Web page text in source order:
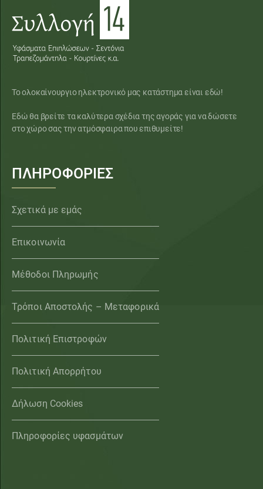
Το ολοκαίνουργιο ηλεκτρονικό μας κατάστημα είναι εδώ!
Εδώ θα βρείτε τα καλύτερα σχέδια της αγοράς για να δώσετε
στο χώρο σας την ατμόσφαιρα που επιθυμείτε!
ΠΛΗΡΟΦΟΡΙΕΣ
Σχετικά με εμάς
Επικοινωνία
Μέθοδοι Πληρωμής
Τρόποι Αποστολής – Μεταφορικά
Πολιτική Επιστροφών
Πολιτική Απορρήτου
Δήλωση Cookies
Πληροφορίες υφασμάτων